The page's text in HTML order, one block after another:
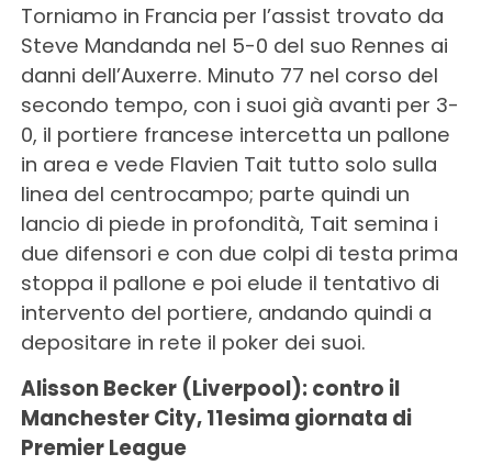
Torniamo in Francia per l’assist trovato da
Steve Mandanda nel 5-0 del suo Rennes ai
danni dell’Auxerre. Minuto 77 nel corso del
secondo tempo, con i suoi già avanti per 3-
0, il portiere francese intercetta un pallone
in area e vede Flavien Tait tutto solo sulla
linea del centrocampo; parte quindi un
lancio di piede in profondità, Tait semina i
due difensori e con due colpi di testa prima
stoppa il pallone e poi elude il tentativo di
intervento del portiere, andando quindi a
depositare in rete il poker dei suoi.
Alisson Becker (Liverpool): contro il
Manchester City, 11esima giornata di
Premier League